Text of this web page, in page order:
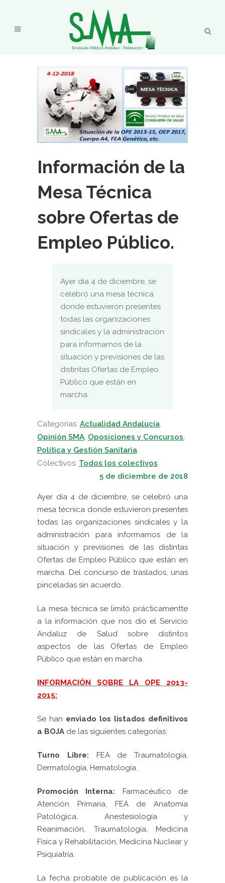
Información de la
Mesa Técnica
sobre Ofertas de
Empleo Público.
Ayer día 4 de diciembre, se
celebró una mesa técnica
donde estuvieron presentes
todas las organizaciones
sindicales y la administración
para informarnos de la
situación y previsiones de las
distintas Ofertas de Empleo
Público que están en
marcha.
Categorias: Actualidad Andalucía,
Opinión SMA, Oposiciones y Concursos,
Política y Gestión Sanitaria
Colectivos: Todos los colectivos
5 de diciembre de 2018
Ayer día 4 de diciembre, se celebró una
mesa técnica donde estuvieron presentes
todas las organizaciones sindicales y la
administración para informarnos de la
situación y previsiones de las distintas
Ofertas de Empleo Público que están en
marcha. Delconcurso de traslados, unas
pinceladas sin acuerdo.
La mesa técnica se limitó prácticamentte
a la información que nos dio el Servicio
Andaluz de Salud sobre distintos
aspectos de las Ofertas de Empleo
Público que están en marcha.
INFORMACIÓN SOBRE LA OPE 2013-
2015:
Se han enviado los listados definitivos
a BOJA de las siguientes categorías:
Turno Libre: FEA de Traumatología,
Dermatología, Hematología.
Promoción Interna: Farmacéutico de
Atención Primaria, FEA de Anatomía
Patológica, Anestesiología y
Reanimación, Traumatología, Medicina
Física y Rehabilitación, Medicina Nuclear y
Psiquiatría.
La fecha probable de publicación es la